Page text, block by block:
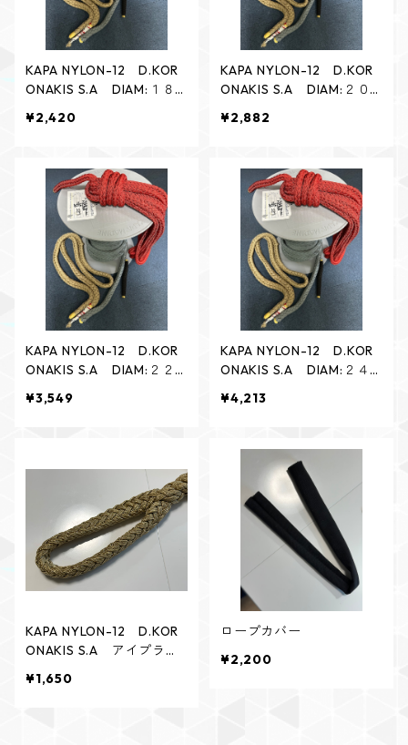
KAPA NYLON-12 D.KOR
ONAKIS S.A DIAM:１８
¥2,420
KAPA NYLON-12 D.KOR
ONAKIS S.A DIAM:２０
¥2,882
KAPA NYLON-12 D.KOR
ONAKIS S.A DIAM:２２
¥3,549
KAPA NYLON-12 D.KOR
ONAKIS S.A DIAM:２４
¥4,213
KAPA NYLON-12 D.KOR
ONAKIS S.A アイプライ
¥1,650
ロープカバー
¥2,200